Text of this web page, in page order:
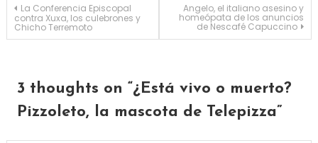
Navegación de entradas
La Conferencia Episcopal
contra Xuxa, los culebrones y
Chicho Terremoto
Angelo, el italiano asesino y
homeópata de los anuncios
de Nescafé Capuccino
3 thoughts on “¿Está vivo o muerto?
Pizzoleto, la mascota de Telepizza”